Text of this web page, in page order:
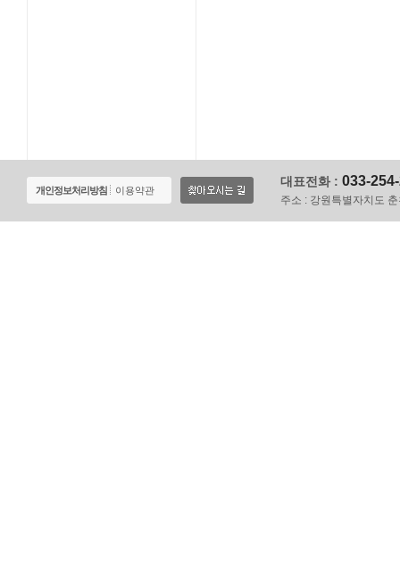
개인정보처리방침 이용약관
대표전화 : 033-
주소 : 강원특별자치도